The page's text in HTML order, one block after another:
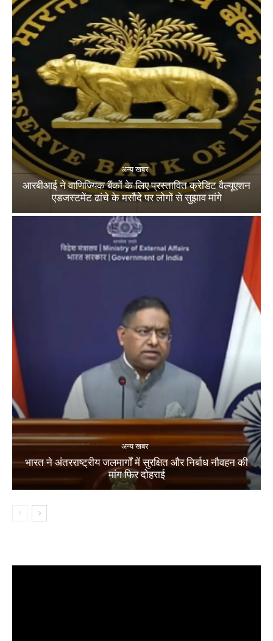
अन्य खबर
आरबीआई ने वाणिज्यिक बैंकों के लिए प्रस्तावित क्रेडिट वैल्यूएशन
एडजस्टमेंट ढांचे के मसौदे पर लोगों से सुझाव मांगे
अन्य खबर
भारत ने अंतरराष्ट्रीय जलमार्गों में सुरक्षित और निर्बाध नौवहन की
मांग फिर दोहराई